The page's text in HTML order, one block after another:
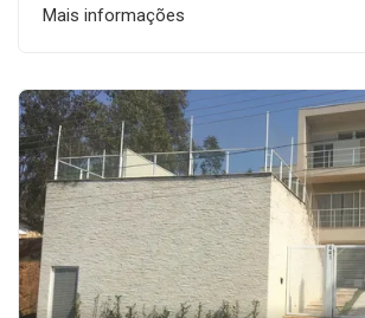
Mais informações